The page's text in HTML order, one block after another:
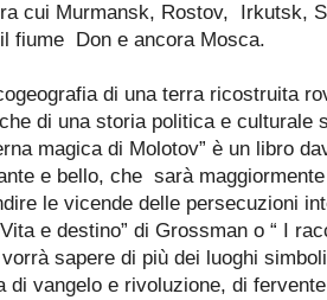
cui Murmansk, Rostov, Irkutsk,
fiume Don e ancora Mosca.
di una terra ricostruita
di una storia politica e culturale
magica di Molotov” è un libro
e bello, che sarà
le vicende delle persecuzioni
e destino” di Grossman o “ I
sapere di più dei luoghi
di vangelo e rivoluzione, di